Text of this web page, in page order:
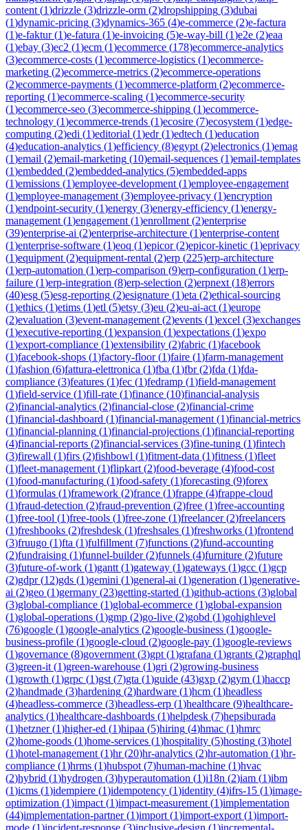
content (1)drizzle (3)drizzle-orm (2)dropshipping (3)dubai
(1)dynamic-pricing (3)dynamics-365 (4)e-commerce (2)e-factura
(1)e-faktur(1)e-fatura (1)e-invoicing (5)e-way-bill (1)e2e (2)eaa
(1)ebay (3)ec2 (1)ecm (1)ecommerce (178)ecommerce-analytics
(3)ecommerce-costs (1)ecommerce-logistics (1)ecommerce-
marketing (2)ecommerce-metrics (2)ecommerce-operations
(2)ecommerce-payments (1)ecommerce-platform (2)ecommerce-
reporting (1)ecommerce-scaling (1)ecommerce-security
(1)ecommerce-seo (3)ecommerce-shipping (1)ecommerce-
technology (1)ecommerce-trends (1)ecosire (7)ecosystem (1)edge-
computing (2)edi (1)editorial (1)edr(1)edtech (1)education
(4)education-analytics (1)efficiency (8)egypt (2)electronics (1)emag
(1)email (2)email-marketing (10)email-sequences (1)email-templates
(1)embedded (2)embedded-analytics (5)embedded-apps
(1)emissions (1)employee-development (1)employee-engagement
(1)employee-management (3)employee-privacy (1)encryption
(1)endpoint-security (1)energy (3)energy-efficiency (1)energy-
management (1)engagement (1)enrollment (2)enterprise
(39)enterprise-ai (2)enterprise-architecture (1)enterprise-content
(1)enterprise-software (1)eoq (1)epicor(2)epicor-kinetic (1)eprivacy
(1)equipment (2)equipment-rental (2)erp (225)erp-architecture
(1)erp-automation (1)erp-comparison (9)erp-configuration (1)erp-
failure (1)erp-integration (8)erp-selection (2)erpnext (18)errors
(40)esg (5)esg-reporting (2)esignature (1)eta (2)ethical-sourcing
(1)ethics (1)etims (1)etl (5)etsy (3)eu (2)eu-ai-act (1)europe
(2)evaluation (3)event-management (2)events (1)excel (3)exchanges
(1)executive-reporting (1)expansion (1)expectations (1)expo
(1)export-compliance (1)extensibility (2)fabric (1)facebook
(1)facebook-shops (1)factory-floor(1)faire (1)farm-management
(1)fashion (6)fattura-elettronica (1)fba (1)fbr(2)fda (1)fda-
compliance (3)features (1)fec (1)fedramp (1)field-management
(1)field-service (1)fill-rate (1)finance (10)financial-analysis
(2)financial-analytics (2)financial-close (2)financial-crime
(1)financial-dashboard (1)financial-management (1)financial-metrics
(1)financial-planning (1)financial-projections (1)financial-reporting
(4)financial-reports (2)financial-services (3)fine-tuning (1)fintech
(3)firewall (1)firs (2)fishbowl (1)fitment-data (1)fitness (1)fleet
(1)fleet-management (1)flipkart (2)food-beverage (4)food-cost
(1)food-manufacturing (1)food-safety (1)forecasting (9)forex
(1)formulas (1)framework (2)france (1)frappe (4)frappe-cloud
(1)fraud-detection (2)fraud-prevention (2)free (1)free-accounting
(1)free-tool (1)free-tools (1)free-zone (1)freelancer(2)freelancers
(1)freshbooks (2)freshdesk (1)freshsales (1)freshworks (1)frontend
(3)fruugo (1)fta (1)fulfillment (7)functions (2)fund-accounting
(2)fundraising (1)funnel-builder(2)funnels (4)furniture (2)future
(3)future-of-work (1)gantt (1)gateway (1)gateways (1)gcc (1)gcp
(2)gdpr(12)gds (1)gemini (1)general-ai (1)generation (1)generative-
ai (2)geo (1)germany (23)getting-started (1)github-actions (3)global
(3)global-compliance (1)global-ecommerce (1)global-expansion
(1)global-operations (1)gmp (2)go-live (2)gobd (1)gohighlevel
(76)google (1)google-analytics (2)google-business (1)google-
business-profile (1)google-cloud (2)google-pay (1)google-reviews
(1)governance (8)government (3)gpt (1)grafana (1)grants (2)graphql
(3)green-it (1)green-warehouse (1)gri (2)growing-business
(1)growth (1)grpc (1)gst (7)gta (1)guide (43)gxp (2)gym (1)haccp
(2)handmade (3)hardening (2)hardware (1)hcm (1)headless
(4)headless-commerce (3)headless-erp (1)healthcare (9)healthcare-
analytics (1)healthcare-dashboards (1)helpdesk (7)hepsiburada
(1)hetzner(1)higher-ed (1)hipaa (5)hiring (4)hmac (1)hmrc
(2)home-goods (1)home-services (1)hospitality (5)hosting (3)hotel
(1)hotel-management (1)hr(20)hr-analytics (2)hr-automation (1)hr-
compliance (1)hrms (1)hubspot (7)human-machine (1)hvac
(2)hybrid (1)hydrogen (3)hyperautomation (1)i18n (2)iam (1)ibm
(1)icms (1)idempiere (1)idempotency (1)identity (4)ifrs-15 (1)image-
optimization (1)impact (1)impact-measurement (1)implementation
(44)implementation-partner(1)import (1)import-export (1)import-
mode (1)incident-response (3)inclusive-design (1)incremental-